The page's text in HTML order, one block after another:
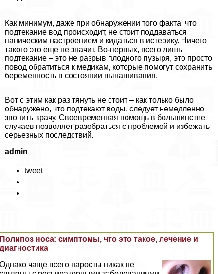
Как минимум, даже при обнаружении того факта, что
подтекание вод происходит, не стоит поддаваться
паническим настроением и кидаться в истерику. Ничего
такого это еще не значит. Во-первых, всего лишь
подтекание – это не разрыв плодного пузыря, это просто
повод обратиться к медикам, которые помогут сохранить
беременность в состоянии вынашивания.
Вот с этим как раз тянуть не стоит – как только было
обнаружено, что подтекают воды, следует немедленно
звонить врачу. Своевременная помощь в большинстве
случаев позволяет разобраться с проблемой и избежать
серьезных последствий.
admin
tweet
Полипоз носа: симптомы, что это такое, лечение и
диагностика
Однако чаще всего наросты никак не